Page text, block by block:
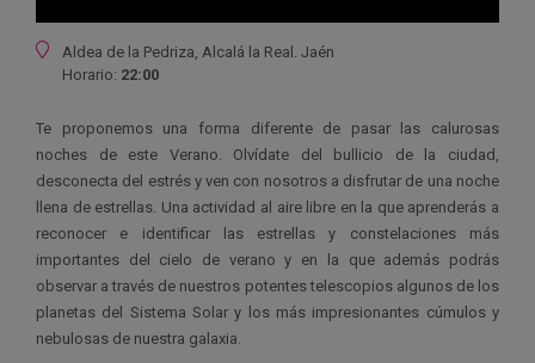
Ubicación
Aldea de la Pedriza, Alcalá la Real. Jaén
Horario: 22:00
Te proponemos una forma diferente de pasar las calurosas
noches de este Verano. Olvídate del bullicio de la ciudad,
desconecta del estrés y ven con nosotros a disfrutar de una noche
llena de estrellas. Una actividad al aire libre en la que aprenderás a
reconocer e identificar las estrellas y constelaciones más
importantes del cielo de verano y en la que además podrás
observar a través de nuestros potentes telescopios algunos de los
planetas del Sistema Solar y los más impresionantes cúmulos y
nebulosas de nuestra galaxia.